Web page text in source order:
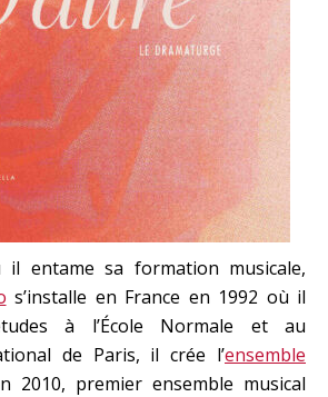
entame sa formation musicale,
s’installe en France en 1992 où il
à l’École Normale et au
de Paris, il crée l’ensemble
2010, premier ensemble musical